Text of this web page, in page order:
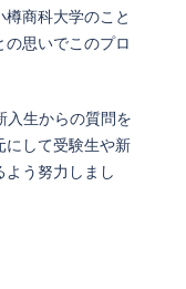
商科大学のこと
思いでこのプロ
生からの質問を
にして受験生や新
よう努力しまし